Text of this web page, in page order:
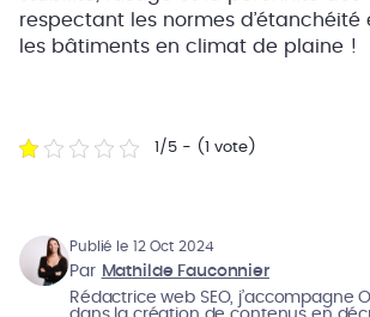
respectant les normes d’étanchéité
les bâtiments en climat de plaine !
1/5 - (1 vote)
Publié le 12 Oct 2024
Par Mathilde Fauconnier
Rédactrice web SEO, j’accompagne